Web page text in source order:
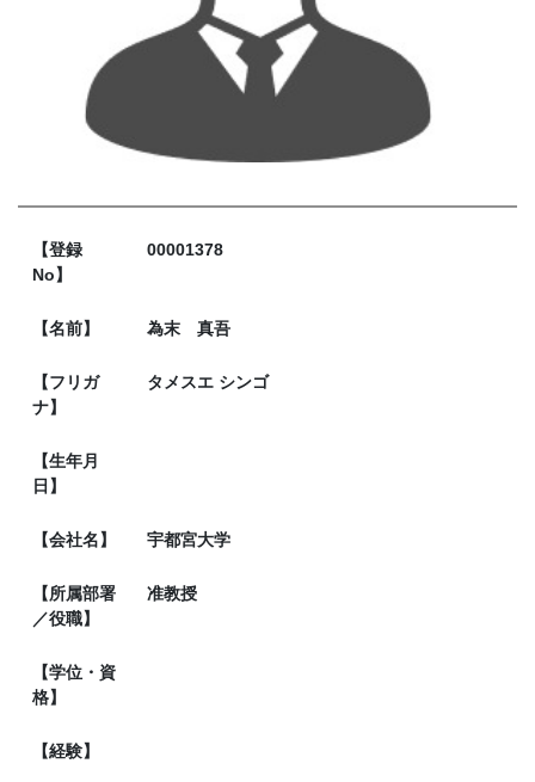
【登録
No】
00001378
【名前】 為末 真吾
【フリガ
ナ】
タメスエ シンゴ
【生年月
日】
【会社名】 宇都宮大学
【所属部署
／役職】
准教授
【学位・資
格】
【経験】